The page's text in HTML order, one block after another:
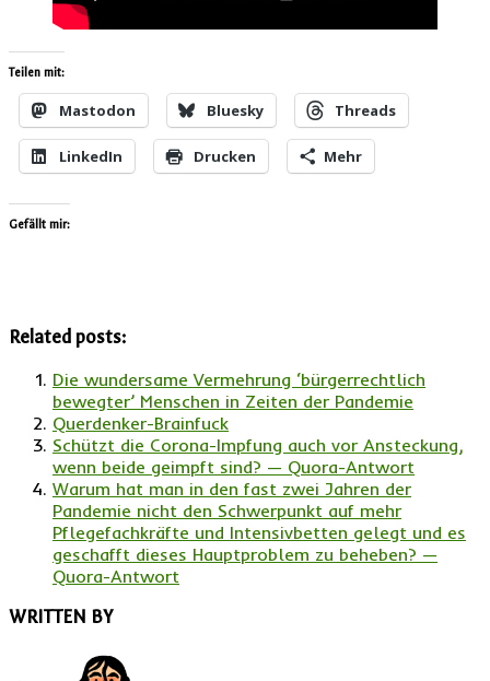
Teilen mit:
Mastodon Bluesky Threads
LinkedIn Drucken Mehr
Gefällt mir:
Related posts:
Die wundersame Vermehrung ‘bürgerrechtlich
bewegter’ Menschen in Zeiten der Pandemie
Querdenker-Brainfuck
Schützt die Corona-Impfung auch vor Ansteckung,
wenn beide geimpft sind? — Quora-Antwort
Warum hat man in den fast zwei Jahren der
Pandemie nicht den Schwerpunkt auf mehr
Pflegefachkräfte und Intensivbetten gelegt und es
geschafft dieses Hauptproblem zu beheben? —
Quora-Antwort
WRITTEN BY